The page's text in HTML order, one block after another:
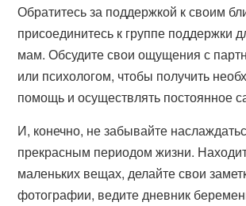
Обратитесь за поддержкой к своим
присоединитесь к группе поддержки
мам. Обсудите свои ощущения с
или психологом, чтобы получить
помощь и осуществлять постоянное
И, конечно, не забывайте
прекрасным периодом жизни.
маленьких вещах, делайте свои
фотографии, ведите дневник